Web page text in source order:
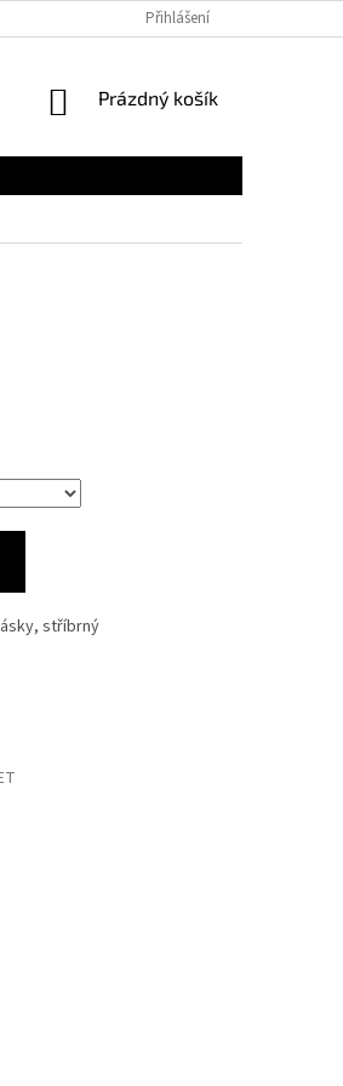
Přihlášení
NÁKUPNÍ
Prázdný košík
stříbrný